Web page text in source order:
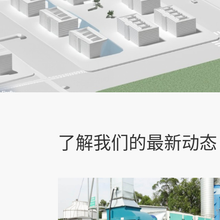
1
了解我们的最新动态